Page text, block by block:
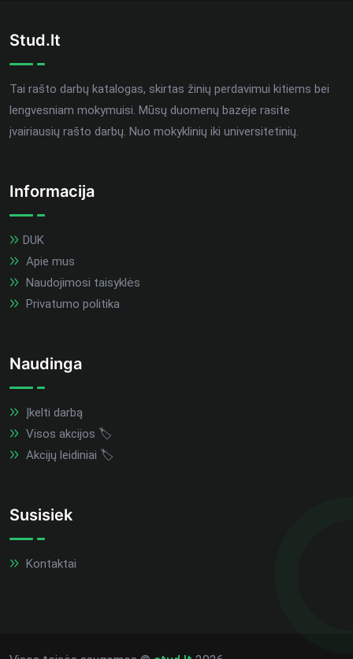
Stud.lt
Tai rašto darbų katalogas, skirtas žinių perdavimui kitiems bei
lengvesniam mokymuisi. Mūsų duomenų bazėje rasite
įvairiausių rašto darbų. Nuo mokyklinių iki universitetinių.
Informacija
DUK
Apie mus
Naudojimosi taisyklės
Privatumo politika
Naudinga
Įkelti darbą
Visos akcijos 🏷️
Akcijų leidiniai 🏷️
Susisiek
Kontaktai